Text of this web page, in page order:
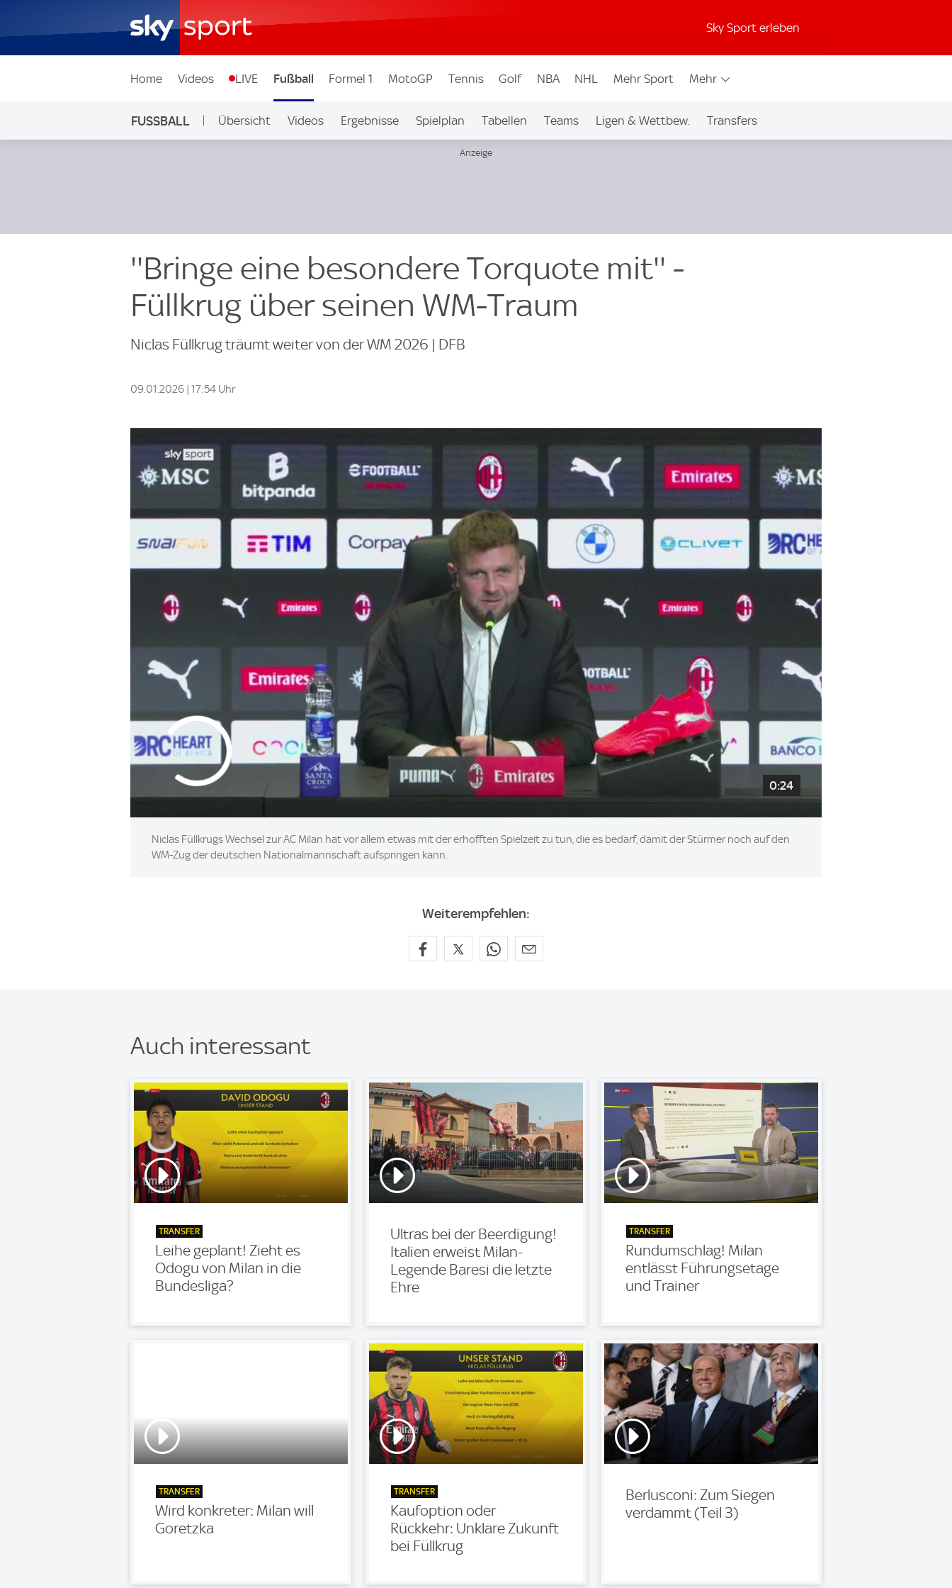
Sky Sport erleben
Home Videos LIVE Fußball Formel 1 MotoGP Tennis Golf NBA NHL Mehr Sport Mehr
FUSSBALL Übersicht Videos Ergebnisse Spielplan Tabellen Teams Ligen & Wettbew. Transfers
''Bringe eine besondere Torquote mit'' -
Füllkrug über seinen WM-Traum
Niclas Füllkrug träumt weiter von der WM 2026 | DFB
09.01.2026 | 17:54 Uhr
0:24
Niclas Füllkrugs Wechsel zur AC Milan hat vor allem etwas mit der erhofften Spielzeit zu tun, die es bedarf, damit der Stürmer noch auf den
WM-Zug der deutschen Nationalmannschaft aufspringen kann.
Weiterempfehlen:
Auch interessant
TRANSFER
Leihe geplant! Zieht es
Odogu von Milan in die
Bundesliga?
Ultras bei der Beerdigung!
Italien erweist Milan-
Legende Baresi die letzte
Ehre
TRANSFER
Rundumschlag! Milan
entlässt Führungsetage
und Trainer
TRANSFER
Wird konkreter: Milan will
Goretzka
TRANSFER
Kaufoption oder
Rückkehr: Unklare Zukunft
bei Füllkrug
Berlusconi: Zum Siegen
verdammt (Teil 3)